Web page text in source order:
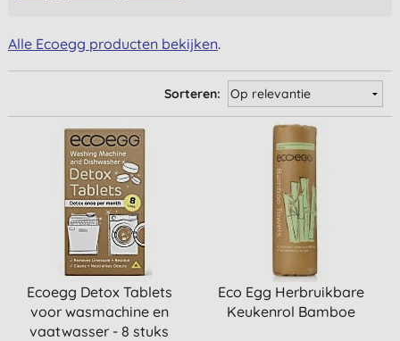
Alle Ecoegg producten bekijken.
Sorteren:
Ecoegg Detox Tablets
voor wasmachine en
vaatwasser - 8 stuks
Eco Egg Herbruikbare
Keukenrol Bamboe